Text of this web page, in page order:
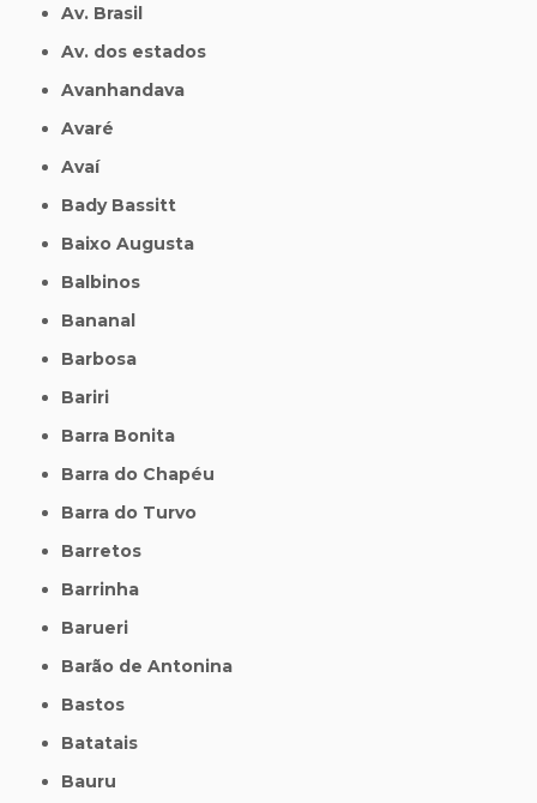
Av. Brasil
Av. dos estados
Avanhandava
Avaré
Avaí
Bady Bassitt
Baixo Augusta
Balbinos
Bananal
Barbosa
Bariri
Barra Bonita
Barra do Chapéu
Barra do Turvo
Barretos
Barrinha
Barueri
Barão de Antonina
Bastos
Batatais
Bauru